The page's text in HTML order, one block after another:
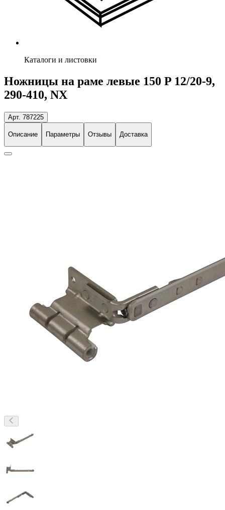
Каталоги и листовки
Ножницы на раме левые 150 P 12/20-9,
290-410, NX
Арт. 787225
Описание Параметры Отзывы Доставка